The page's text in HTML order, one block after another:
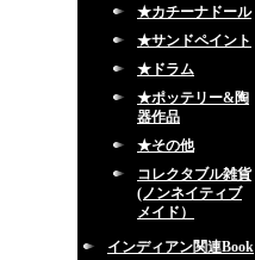
★カチーナドール
★サンドペイント
★ドラム
★ポッテリー&陶
器作品
★その他
コレクタブル雑貨
(ノンネイティブ
メイド）
インディアン関連Book